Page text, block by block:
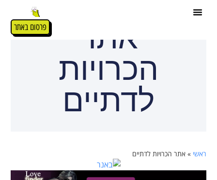
פרסום באתר אתר
הכרויות
לדתיים
ראשי »אתר הכרויות לדתיים